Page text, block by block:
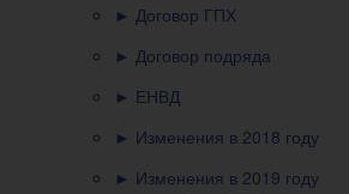
► Договор ГПХ
► Договор подряда
► ЕНВД
► Изменения в 2018 году
► Изменения в 2019 году